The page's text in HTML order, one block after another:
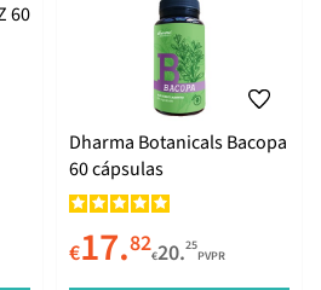
60
Dharma Botanicals Bacopa
60 cápsulas
€17.82€20.25
PVPR